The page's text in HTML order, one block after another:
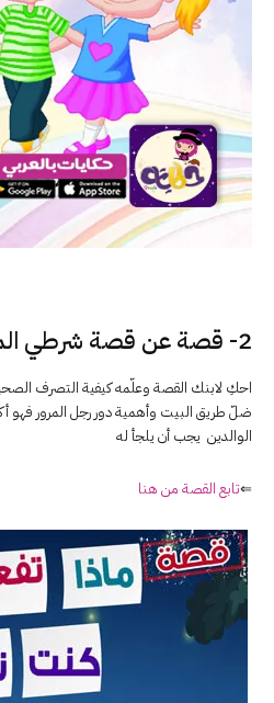
2- قصة عن قصة شرطي المرور للأطفال
احكِ لابنك القصة وعلّمه كيفية التصرف
ضلّ طريق البيت وأهمية دور رجل المرور فهو
الوالدين يجب أن يلجأ له
⇐تابع القصة من هنا